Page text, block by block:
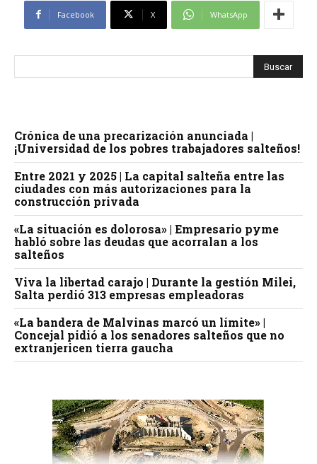
Facebook X WhatsApp
Crónica de una precarización anunciada |
¡Universidad de los pobres trabajadores salteños!
Entre 2021 y 2025 | La capital salteña entre las
ciudades con más autorizaciones para la
construcción privada
«La situación es dolorosa» | Empresario pyme
habló sobre las deudas que acorralan a los
salteños
Viva la libertad carajo | Durante la gestión Milei,
Salta perdió 313 empresas empleadoras
«La bandera de Malvinas marcó un límite» |
Concejal pidió a los senadores salteños que no
extranjericen tierra gaucha